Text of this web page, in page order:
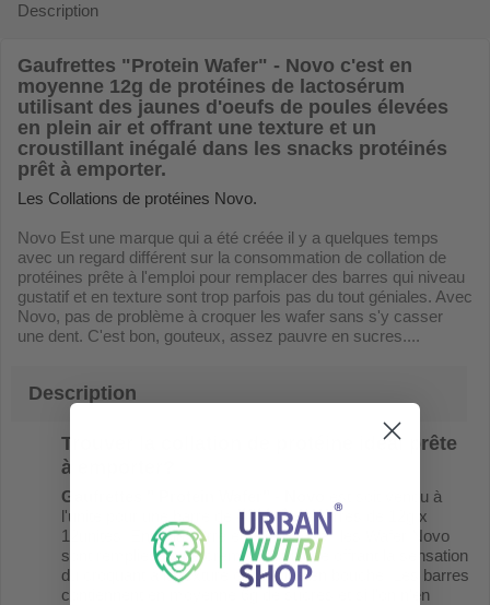
Description
Gaufrettes "Protein Wafer" - Novo c'est en
moyenne 12g de protéines de lactosérum
utilisant des jaunes d'oeufs de poules élevées
en plein air et offrant une texture et un
croustillant inégalé dans les snacks protéinés
prêt à emporter.
Les Collations de protéines Novo.
Novo Est une marque qui a été créée il y a quelques temps
avec un regard différent sur la consommation de collation de
protéines prête à l'emploi pour remplacer des barres qui niveau
gustatif et en texture sont trop parfois pas du tout géniales. Avec
Novo, pas de problème à croquer les wafer sans s'y casser
une dent. C'est bon, gouteux, assez pauvre en sucres....
Description
Trouver la collation de protéine idéal prête
à emporter?
Gaufrettes " Protein Wafer" - Novo
est soit vendu à
l'unité pour une barre de 40g ou par barres de 12g x
12unités. Entre la barre et la gaufrette , les Wafer Novo
sont remplies d'une crème onctueuse offrant la sensation
du croquant à la texture crémeuse en bouche. Les barres
contiennent en moyenne 6g de sucres et si l'on n'en